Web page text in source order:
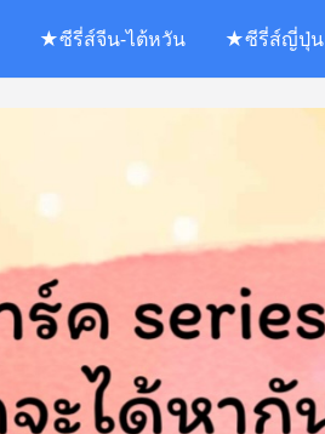
★ซีรี่ส์จีน-ไต้หวัน ★ซีรี่ส์ญี่ปุ่น